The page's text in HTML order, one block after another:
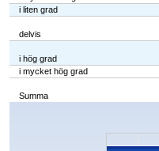
i liten grad
delvis
i hög grad
i mycket hög grad
Summa
Chart
The chart has 1 X axis displaying
The chart has 1 Y axis displaying